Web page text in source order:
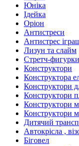
Юніка
Ідейка
Оріон
Антистреси
Антистрес
Лизун та слайм
Стретч-фигурки
Конструктори
Конструктора
Конструктори
Конструктори
Конструктори
Конструктори
Дитячий
Автокрісла ,
Біговел